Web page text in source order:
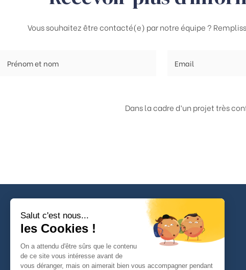
Vous souhaitez être contacté(e) par notre équipe ?
Dans la cadre d’un projet très
À propos
Salut c'est nous...
les Cookies !
On a attendu d'être sûrs que le contenu
de ce site vous intéresse avant de
vous déranger, mais on aimerait bien vous accompagner pendant